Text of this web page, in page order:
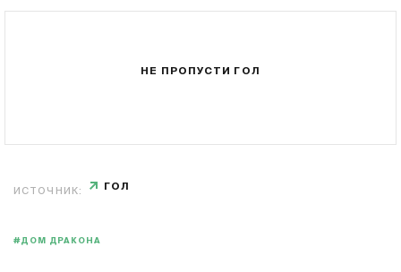
НЕ ПРОПУСТИ ГОЛ
ИСТОЧНИК: ГОЛ
#ДОМ ДРАКОНА